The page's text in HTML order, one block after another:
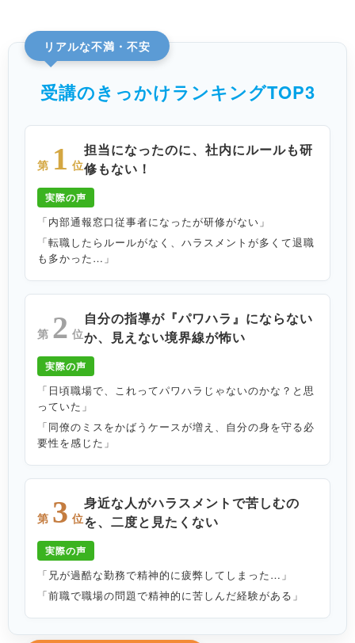
リアルな不満・不安
受講のきっかけランキングTOP3
第 1 位
担当になったのに、社内にルールも研
修もない！
実際の声
「内部通報窓口従事者になったが研修がない」
「転職したらルールがなく、ハラスメントが多くて退職
も多かった…」
第 2 位
自分の指導が『パワハラ』にならない
か、見えない境界線が怖い
実際の声
「日頃職場で、これってパワハラじゃないのかな？と思
っていた」
「同僚のミスをかばうケースが増え、自分の身を守る必
要性を感じた」
第 3 位
身近な人がハラスメントで苦しむの
を、二度と見たくない
実際の声
「兄が過酷な勤務で精神的に疲弊してしまった…」
「前職で職場の問題で精神的に苦しんだ経験がある」